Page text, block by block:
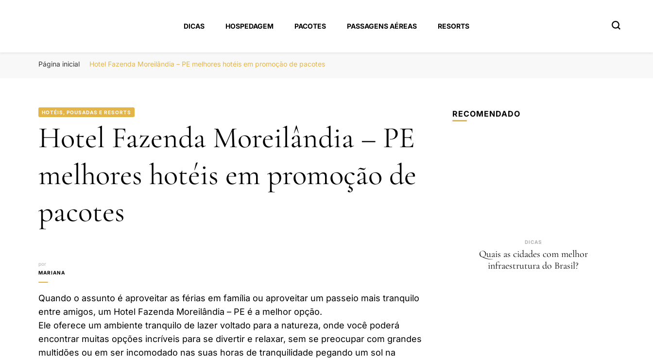
Portal Boa Viagem
DICAS HOSPEDAGEM PACOTES PASSAGENS AÉREAS RESORTS
Página inicial Hotel Fazenda Moreilândia – PE melhores hotéis em promoção de pacotes
HOTÉIS, POUSADAS E RESORTS
Hotel Fazenda Moreilândia – PE
melhores hotéis em promoção de
pacotes
por
MARIANA
Quando o assunto é aproveitar as férias em família ou aproveitar um passeio mais tranquilo
entre amigos, um Hotel Fazenda Moreilândia – PE é a melhor opção.
Ele oferece um ambiente tranquilo de lazer voltado para a natureza, onde você poderá
encontrar muitas opções incríveis para se divertir e relaxar, sem se preocupar com grandes
multidões ou em ser incomodado nas suas horas de tranquilidade pegando um sol na
RECOMENDADO
DICAS
Quais as cidades com melhor
infraestrutura do Brasil?